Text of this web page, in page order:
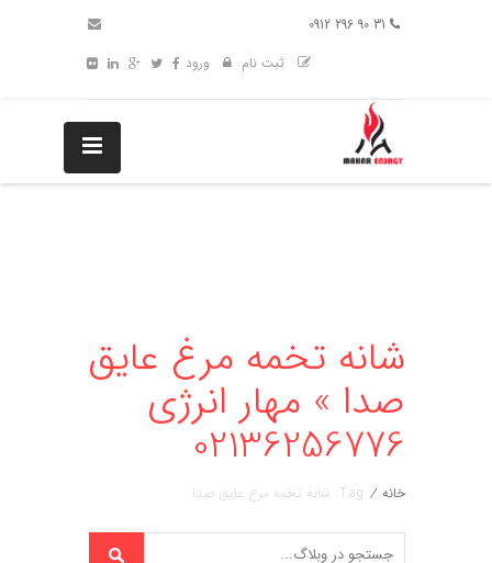
ثبت نام
ورود
شانه تخمه مرغ عایق
صدا » مهار انرژی
02136256776
خانه / Tag: شانه تخمه مرغ عایق صدا